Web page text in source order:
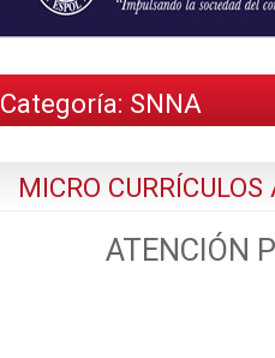
Categoría: SNNA
MICRO
ATENCIÓN